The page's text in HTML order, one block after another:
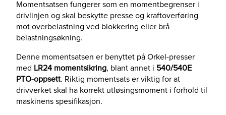
2
3
0
0
N
m
a
n
t
Momentsatsen fungerer som en momentbegrenser i
drivlinjen og skal beskytte presse og kraftoverføring
mot overbelastning ved blokkering eller brå
belastningsøkning.
Denne momentsatsen er benyttet på Orkel-presser
med LR24 momentsikring, blant annet i 540/540E
PTO-oppsett. Riktig momentsats er viktig for at
drivverket skal ha korrekt utløsingsmoment i forhold til
maskinens spesifikasjon.